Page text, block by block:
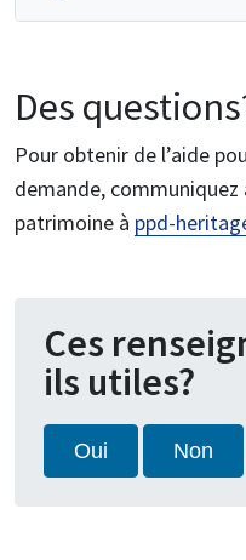
Des
Pour obtenir de l’aide
demande, communiquez
patrimoine à ppd-
Ces
ils utiles?
Oui Non